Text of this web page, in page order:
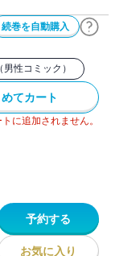
続巻を自動購入
性コミック）
めてカート
に追加されません。
予約する
お気に入り